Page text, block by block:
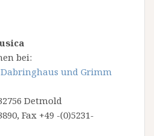
bei:
und Grimm
Detmold
Fax +49 -(0)5231-